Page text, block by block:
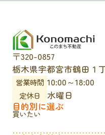
〒320-0857
栃木県宇都宮市鶴田１
営業時間 10:00～18:00
定休日
水曜日
目的別に選ぶ
買いたい